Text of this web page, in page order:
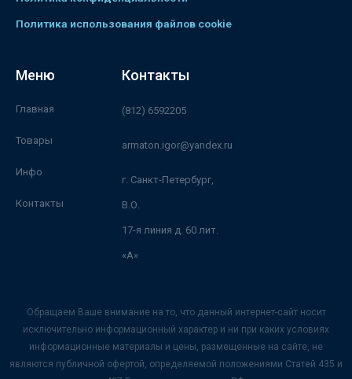
Политика использования файлов cookie
Меню
Главная
Товары
Инфо
Контакты
Контакты
(812) 6592205
armaton.igor@yandex.ru
г. Санкт-Петербург,
В.О.
17-я линия д. 60 лит.
«А»
Обращаем Ваше внимание на то, что данный интернет-сайт носит
исключительно информационный характер и ни при каких условиях
информационные материалы и цены, размещенные на сайте, не
являются публичной офертой, определяемой положениями Статей 435 и